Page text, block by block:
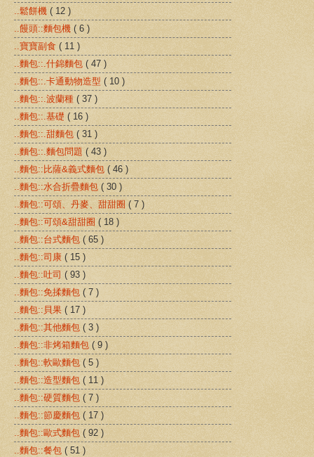
..鬆餅機 ( 12 )
..饅頭::麵包機 ( 6 )
..寶寶副食 ( 11 )
..麵包::.什錦麵包 ( 47 )
..麵包::.卡通動物造型 ( 10 )
..麵包::.波蘭種 ( 37 )
..麵包::.基礎 ( 16 )
..麵包::.甜麵包 ( 31 )
..麵包::.麵包問題 ( 43 )
..麵包::比薩&義式麵包 ( 46 )
..麵包::水合折疊麵包 ( 30 )
..麵包::可頌、丹麥、甜甜圈 ( 7 )
..麵包::可頌&甜甜圈 ( 18 )
..麵包::台式麵包 ( 65 )
..麵包::司康 ( 15 )
..麵包::吐司 ( 93 )
..麵包::免揉麵包 ( 7 )
..麵包::貝果 ( 17 )
..麵包::其他麵包 ( 3 )
..麵包::非烤箱麵包 ( 9 )
..麵包::軟歐麵包 ( 5 )
..麵包::造型麵包 ( 11 )
..麵包::硬質麵包 ( 7 )
..麵包::節慶麵包 ( 17 )
..麵包::歐式麵包 ( 92 )
..麵包::餐包 ( 51 )